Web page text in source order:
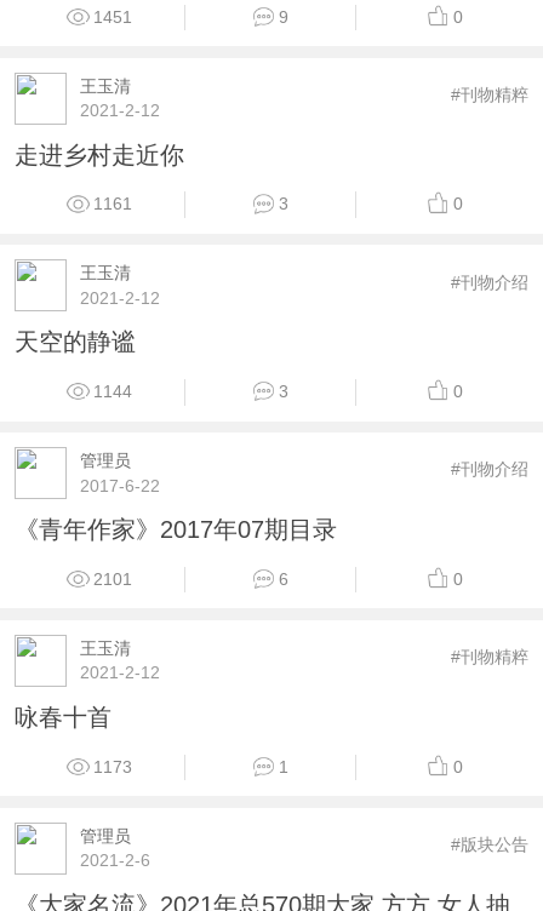
1451 9 0
王玉清
2021-2-12
#刊物精粹
走进乡村走近你
1161 3 0
王玉清
2021-2-12
#刊物介绍
天空的静谧
1144 3 0
管理员
2017-6-22
#刊物介绍
《青年作家》2017年07期目录
2101 6 0
王玉清
2021-2-12
#刊物精粹
咏春十首
1173 1 0
管理员
2021-2-6
#版块公告
《大家名流》2021年总570期大家 方方 女人抽